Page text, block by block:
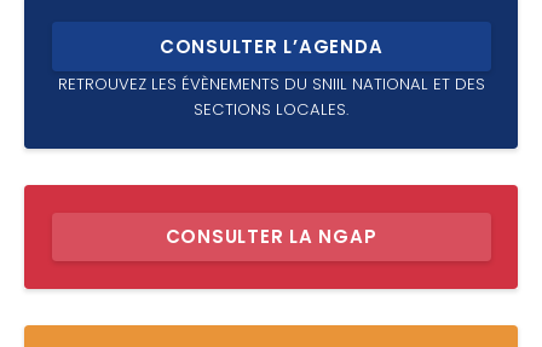
CONSULTER L’AGENDA
RETROUVEZ LES ÉVÈNEMENTS DU SNIIL NATIONAL ET DES
SECTIONS LOCALES.
CONSULTER LA NGAP